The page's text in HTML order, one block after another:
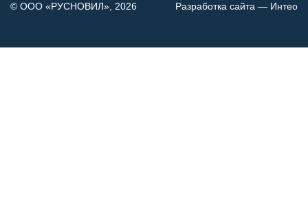
© ООО «РУСНОВИЛ», 2026 Разработка сайта — Интео